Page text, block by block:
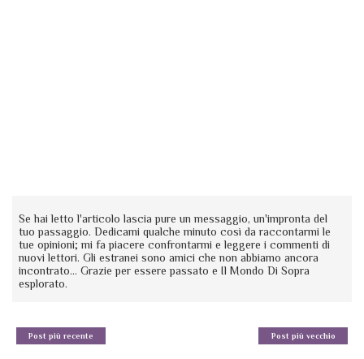
Se hai letto l'articolo lascia pure un messaggio, un'impronta del
tuo passaggio. Dedicami qualche minuto così da raccontarmi le
tue opinioni; mi fa piacere confrontarmi e leggere i commenti di
nuovi lettori. Gli estranei sono amici che non abbiamo ancora
incontrato... Grazie per essere passato e Il Mondo Di Sopra
esplorato.
Post più recente Post più vecchio